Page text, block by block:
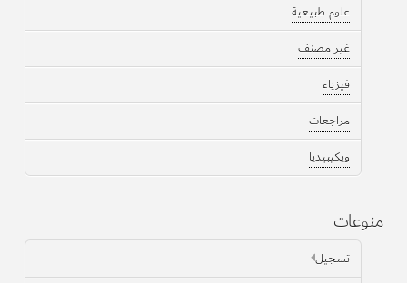
علوم طبيعية
غير مصنف
فيزياء
مراجعات
ويكيبيديا
منوعات
تسجيل